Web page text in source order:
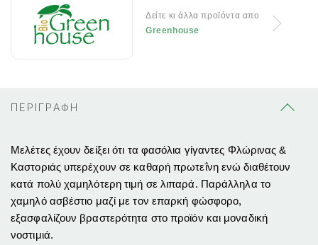
Δείτε κι άλλα προϊόντα απο
Greenhouse
ΠΕΡΙΓΡΑΦΗ
Μελέτες έχουν δείξει ότι τα φασόλια γίγαντες Φλώρινας &
Καστοριάς υπερέχουν σε καθαρή πρωτεΐνη ενώ διαθέτουν
κατά πολύ χαμηλότερη τιμή σε λιπαρά. Παράλληλα το
χαμηλό ασβέστιο μαζί με τον επαρκή φώσφορο,
εξασφαλίζουν βραστερότητα στο προϊόν και μοναδική
νοστιμιά.